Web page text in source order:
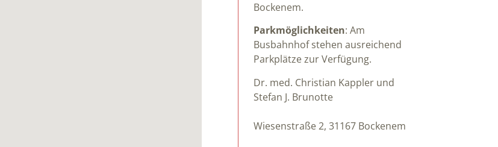
Bockenem.
Parkmöglichkeiten: Am
Busbahnhof stehen ausreichend
Parkplätze zur Verfügung.
Dr. med. Christian Kappler und
Stefan J. Brunotte
Wiesenstraße 2, 31167 Bockenem